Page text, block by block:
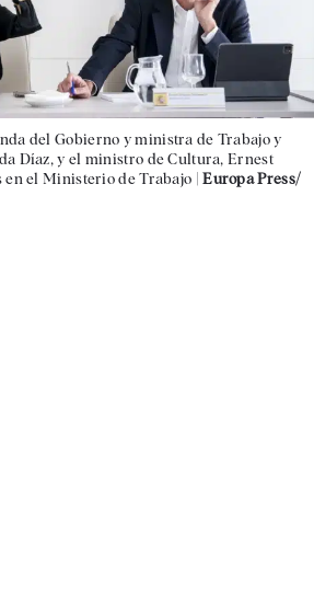
del Gobierno y ministra de Trabajo y
Díaz, y el ministro de Cultura, Ernest
en el Ministerio de Trabajo |Europa Press/